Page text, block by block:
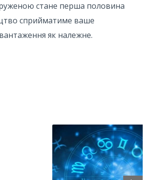
стане перша половина
сприйматиме ваше
як належне.